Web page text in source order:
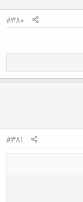
#380
#381